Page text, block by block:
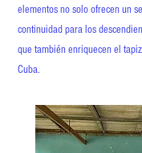
elementos no solo ofrecen un
continuidad para los
que también enriquecen el
Cuba.